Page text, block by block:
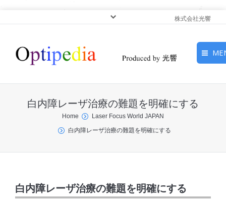
株式会社光響
ピックアップ
光基礎・光源
サービス
白内障レーザ治療の難題を明確にする
You are here:Home
Laser Focus World JAPAN
白内障レーザ治療の難題を明確にする
白内障レーザ治療の難題を明確にする